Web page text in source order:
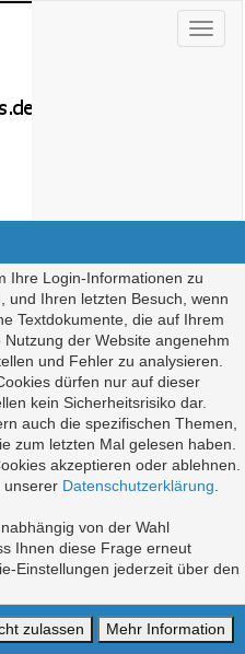
Ihre Login-Informationen zu
und Ihren letzten Besuch, wenn
Textdokumente, die auf Ihrem
der Website angenehm
und Fehler zu analysieren.
dürfen nur auf dieser
kein Sicherheitsrisiko dar.
auch die spezifischen Themen,
zum letzten Mal gelesen haben.
akzeptieren oder ablehnen.
unserer Datenschutzerklärung
von der Wahl
Ihnen diese Frage erneut
Einstellungen jederzeit über den